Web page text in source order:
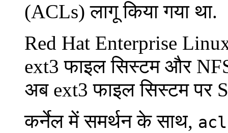
(ACLs) लागू किया गया था.
Red Hat Enterprise
ext3 फाइल सिस्टम और
अब ext3 फाइल सिस्टम पर
कर्नेल में समर्थन के साथ, acl